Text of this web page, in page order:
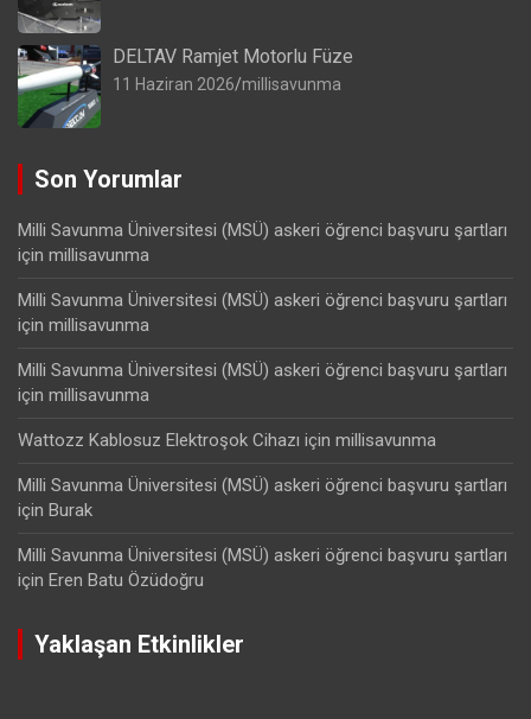
DELTAV Ramjet Motorlu Füze
11 Haziran 2026 millisavunma
Son Yorumlar
Milli Savunma Üniversitesi (MSÜ) askeri öğrenci başvuru şartları
için millisavunma
Milli Savunma Üniversitesi (MSÜ) askeri öğrenci başvuru şartları
için millisavunma
Milli Savunma Üniversitesi (MSÜ) askeri öğrenci başvuru şartları
için millisavunma
Wattozz Kablosuz Elektroşok Cihazı için millisavunma
Milli Savunma Üniversitesi (MSÜ) askeri öğrenci başvuru şartları
için Burak
Milli Savunma Üniversitesi (MSÜ) askeri öğrenci başvuru şartları
için Eren Batu Özüdoğru
Yaklaşan Etkinlikler